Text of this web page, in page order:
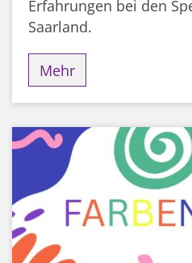
Erfahrungen bei den
Saarland.
Mehr